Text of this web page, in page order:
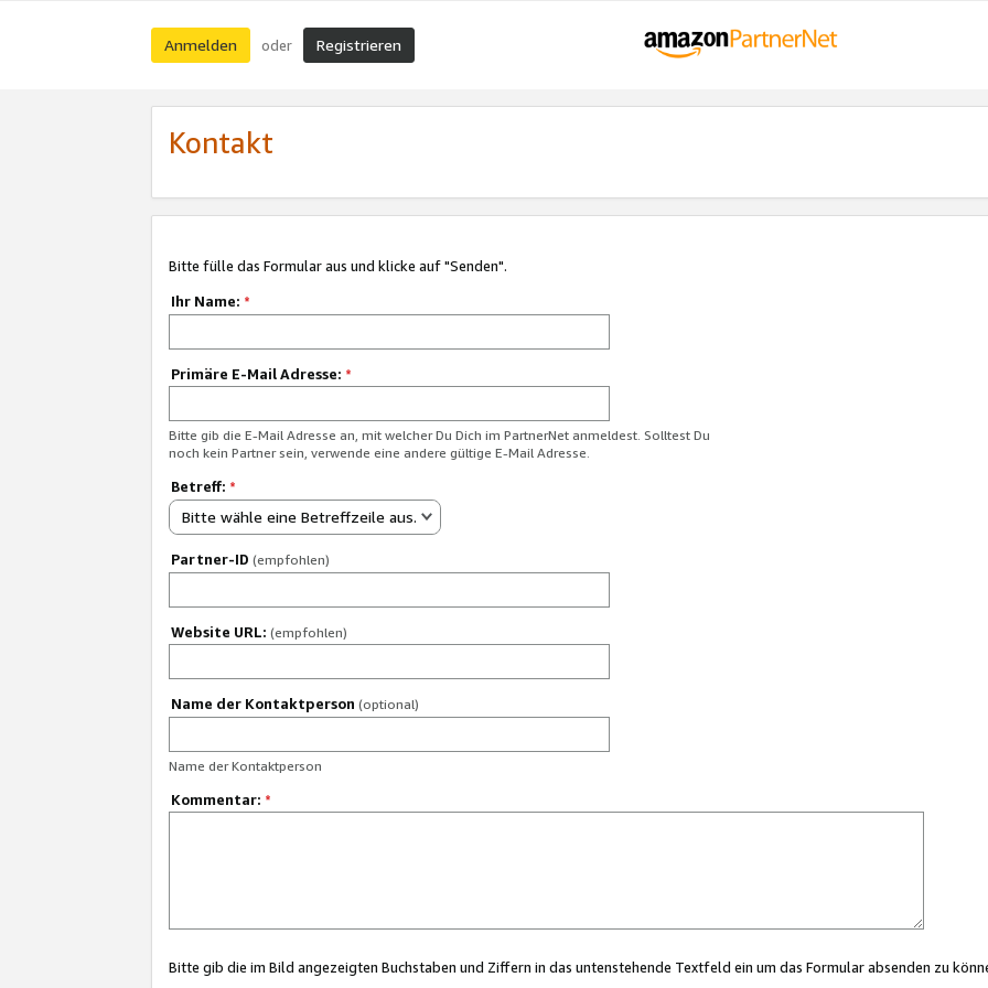
Anmelden oder Registrieren
Kontakt
Bitte fülle das Formular aus und klicke auf "Senden".
Ihr Name: *
Primäre E-Mail Adresse: *
Bitte gib die E-Mail Adresse an, mit welcher Du Dich im PartnerNet anmeldest. Solltest Du
noch kein Partner sein, verwende eine andere gültige E-Mail Adresse.
Betreff: *
Bitte wähle eine Betreffzeile aus.
Partner-ID (empfohlen)
Website URL: (empfohlen)
Name der Kontaktperson (optional)
Name der Kontaktperson
Kommentar: *
Bitte gib die im Bild angezeigten Buchstaben und Ziffern in das untenstehende Textfeld ein um das Formular absenden zu